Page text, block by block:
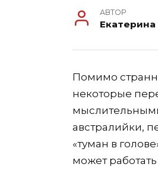
АВТОР
Помимо
некоторые
австралийки,
«туман в
может